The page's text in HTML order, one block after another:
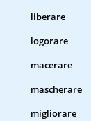
liberare
logorare
macerare
mascherare
migliorare